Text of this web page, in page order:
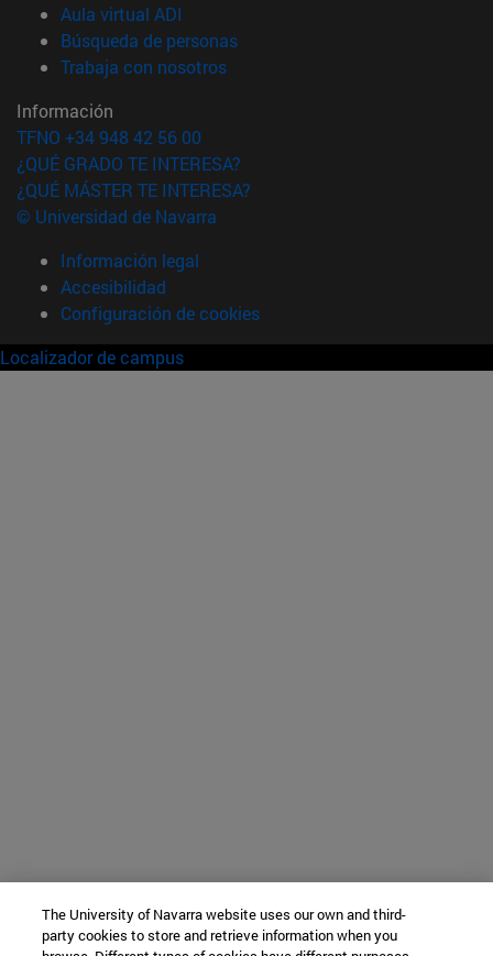
Aula virtual ADI
Búsqueda de personas(abre en nueva ventana)
Trabaja con nosotros(abre en nueva ventana)
Información
TFNO +34 948 42 56 00
¿QUÉ GRADO TE INTERESA?
¿QUÉ MÁSTER TE INTERESA?
© Universidad de Navarra
Información legal
Accesibilidad
Configuración de cookies
Localizador de campus
The University of Navarra website uses our own and third-
party cookies to store and retrieve information when you